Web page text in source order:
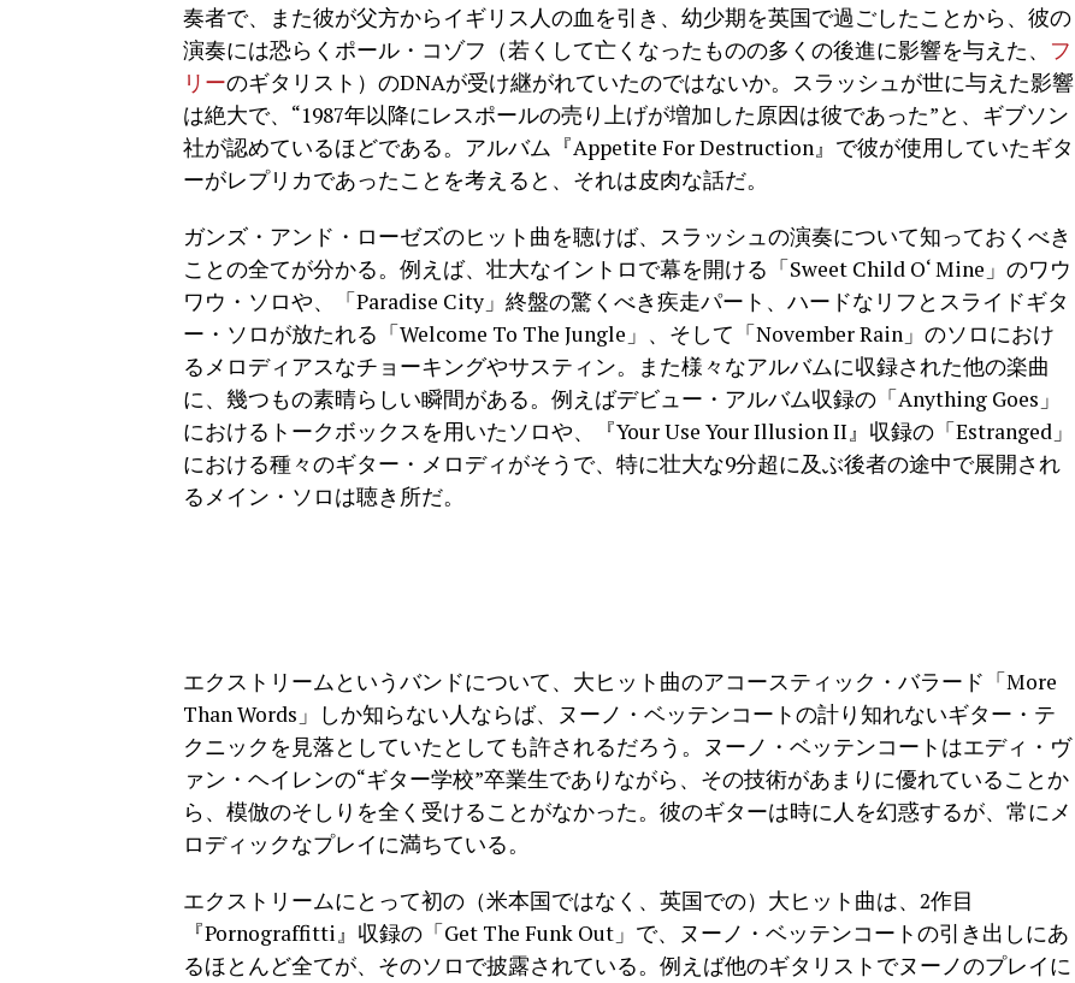
奏者で、また彼が父方からイギリス人の血を引き、幼少期を英国で過ごしたことから、彼の
演奏には恐らくポール・コゾフ（若くして亡くなったものの多くの後進に影響を与えた、 フ
リーのギタリスト）のDNAが受け継がれていたのではないか。スラッシュが世に与えた影響
は絶大で、“1987年以降にレスポールの売り上げが増加した原因は彼であった”と、ギブソン
社が認めているほどである。アルバム『Appetite For Destruction』で彼が使用していたギタ
ーがレプリカであったことを考えると、それは皮肉な話だ。
ガンズ・アンド・ローゼズのヒット曲を聴けば、スラッシュの演奏について知っておくべき
ことの全てが分かる。例えば、壮大なイントロで幕を開ける「Sweet Child O‘ Mine」のワウ
ワウ・ソロや、「Paradise City」終盤の驚くべき疾走パート、ハードなリフとスライドギタ
ー・ソロが放たれる「Welcome To The Jungle」、そして「November Rain」のソロにおけ
るメロディアスなチョーキングやサスティン。また様々なアルバムに収録された他の楽曲
に、幾つもの素晴らしい瞬間がある。例えばデビュー・アルバム収録の「Anything Goes」
におけるトークボックスを用いたソロや、『Your Use Your Illusion II』収録の「Estranged」
における種々のギター・メロディがそうで、特に壮大な9分超に及ぶ後者の途中で展開され
るメイン・ソロは聴き所だ。
エクストリームというバンドについて、大ヒット曲のアコースティック・バラード「More
Than Words」しか知らない人ならば、ヌーノ・ベッテンコートの計り知れないギター・テ
クニックを見落としていたとしても許されるだろう。ヌーノ・ベッテンコートはエディ・ヴ
ァン・ヘイレンの“ギター学校”卒業生でありながら、その技術があまりに優れていることか
ら、模倣のそしりを全く受けることがなかった。彼のギターは時に人を幻惑するが、常にメ
ロディックなプレイに満ちている。
エクストリームにとって初の（米本国ではなく、英国での）大ヒット曲は、2作目
『Pornograffitti』収録の「Get The Funk Out」で、ヌーノ・ベッテンコートの引き出しにあ
るほとんど全てが、そのソロで披露されている。例えば他のギタリストでヌーノのプレイに